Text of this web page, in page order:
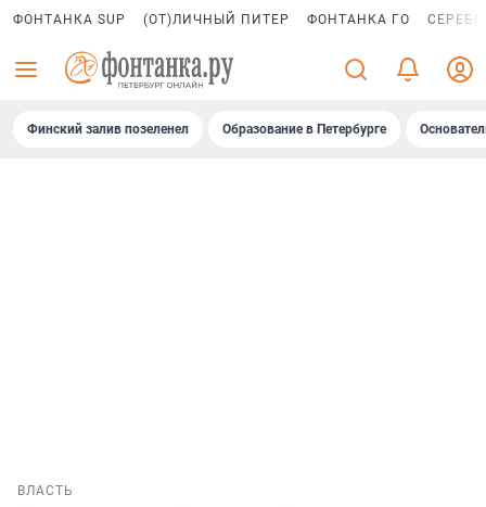
ФОНТАНКА SUP (ОТ)ЛИЧНЫЙ ПИТЕР ФОНТАНКА ГО
Финский залив позеленел Образование в Петербурге
ВЛАСТЬ